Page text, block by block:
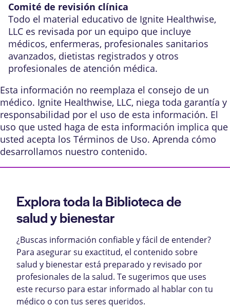
Comité de revisión clínica
Todo el material educativo de Ignite Healthwise,
LLC es revisada por un equipo que incluye
médicos, enfermeras, profesionales sanitarios
avanzados, dietistas registrados y otros
profesionales de atención médica.
Esta información no reemplaza el consejo de un
médico. Ignite Healthwise, LLC, niega toda garantía y
responsabilidad por el uso de esta información. El
uso que usted haga de esta información implica que
usted acepta los Términos de Uso. Aprenda cómo
desarrollamos nuestro contenido.
Explora toda la Biblioteca de
salud y bienestar
¿Buscas información confiable y fácil de entender?
Para asegurar su exactitud, el contenido sobre
salud y bienestar está preparado y revisado por
profesionales de la salud. Te sugerimos que uses
este recurso para estar informado al hablar con tu
médico o con tus seres queridos.